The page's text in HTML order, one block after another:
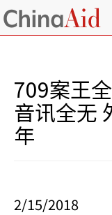
709案王
音讯全无
年
2/15/2018